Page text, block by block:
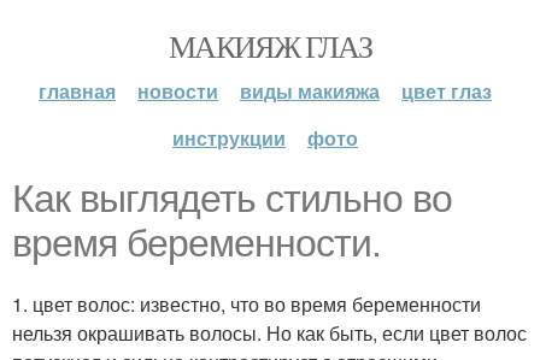
МАКИЯЖ ГЛАЗ
главная новости виды макияжа
цвет глаз
инструкции
фото
Как выглядеть стильно во
время беременности.
1. цвет волос: известно, что во время беременности
нельзя окрашивать волосы. Но как быть, если цвет волос